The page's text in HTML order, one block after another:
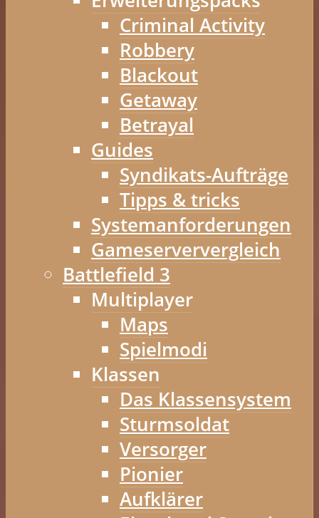
Criminal Activity
Robbery
Blackout
Getaway
Betrayal
Guides
Syndikats-Aufträge
Tipps & tricks
Systemanforderungen
Gameserververgleich
Battlefield 3
Multiplayer
Maps
Spielmodi
Klassen
Das Klassensystem
Sturmsoldat
Versorger
Pionier
Aufklärer